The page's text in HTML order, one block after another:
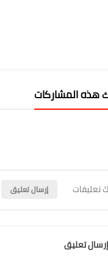
هذه المشاركات
تعليقات إرسال تعليق
إرسال تعليق